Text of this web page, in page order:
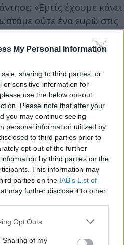
My Personal Information
sharing to third parties, or
or sensitive information for
use the below opt-out
Please note that after your
you may continue seeing
personal information utilized by
to third parties prior to
opt-out of the further
by third parties on the
This information may
parties on the IAB’s List of
may further disclose it to other
app uses one or more Google
behaviour. You may click to
Opt Outs
Sharing of my
«Εμείς έχουμε κάνει
ούτε ένα ευρώ στις
εμείς παίρναμε σε
η Νέα Δημοκρατία, θα
να πληρώνουμε και την
για 250 χρόνια,
άλλο έσοδο.
να μη χρωστάμε
κόστος για όλους μας.
το κόμμα οικονομικά, για
λίγες μέρες
πραγματικότητα, συν ότι
επιχορήγησή μας. Δεν
στο 17,8%».